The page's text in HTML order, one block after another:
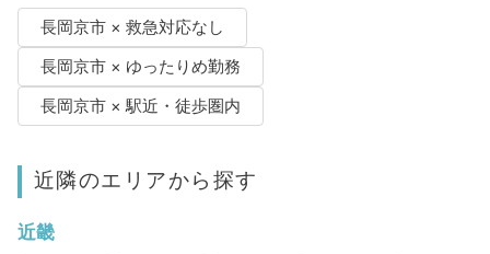
長岡京市 × 救急対応なし
長岡京市 × ゆったりめ勤務
長岡京市 × 駅近・徒歩圏内
近隣のエリアから探す
近畿